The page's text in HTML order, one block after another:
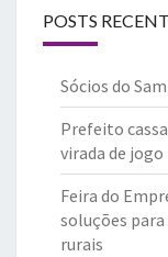
POSTS
Sócios do
Prefeito
virada de jogo
Feira do
soluções
rurais